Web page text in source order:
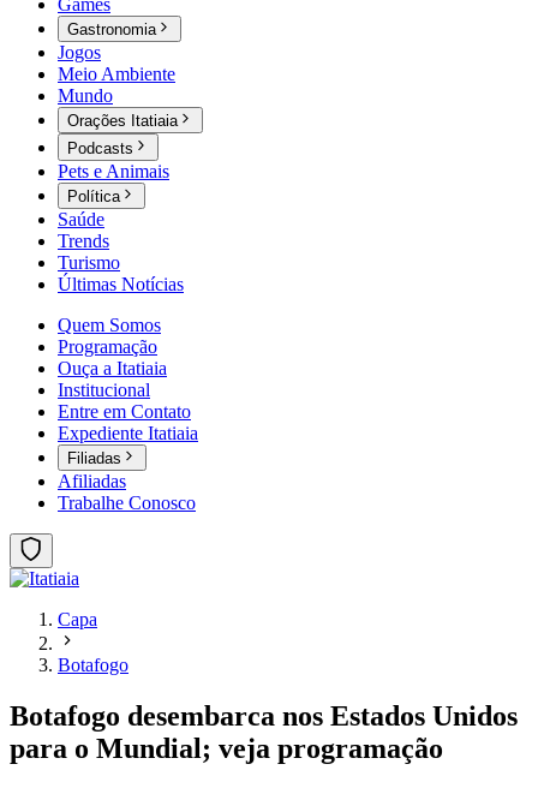
Gastronomia
Jogos
Meio Ambiente
Mundo
Orações Itatiaia
Podcasts
Pets e Animais
Política
Saúde
Trends
Turismo
Últimas Notícias
Quem Somos
Programação
Ouça a Itatiaia
Institucional
Entre em Contato
Expediente Itatiaia
Filiadas
Afiliadas
Trabalhe Conosco
Capa
Botafogo
Botafogo desembarca nos Estados Unidos
para o Mundial; veja programação